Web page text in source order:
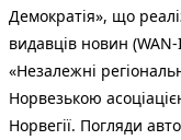
Демократія», що
видавців новин (WAN-
«Незалежні
Норвезькою
Норвегії. Погляди